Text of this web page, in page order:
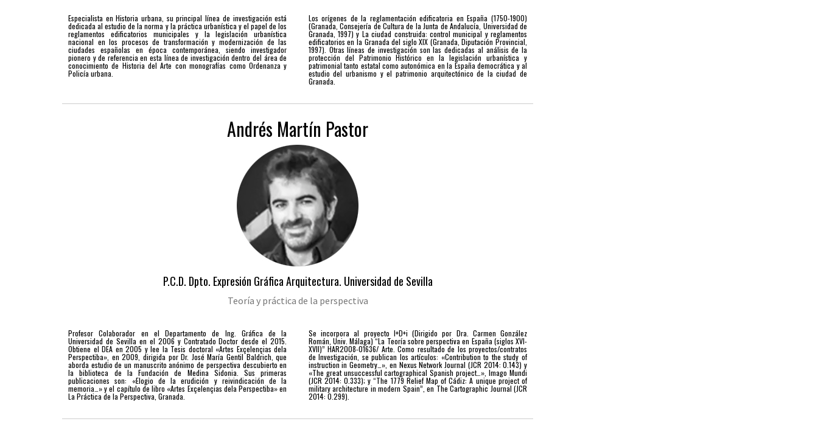
Especialista en Historia urbana, su principal línea de investigación está
dedicada al estudio de la norma y la práctica urbanística y el papel de los
reglamentos edificatorios municipales y la legislación urbanística
nacional en los procesos de transformación y modernización de las
ciudades españolas en época contemporánea, siendo investigador
pionero y de referencia en esta línea de investigación dentro del área de
conocimiento de Historia del Arte con monografías como Ordenanza y
Policía urbana.
Los orígenes de la reglamentación edificatoria en España (1750-1900)
(Granada, Consejería de Cultura de la Junta de Andalucía, Universidad de
Granada, 1997) y La ciudad construida: control municipal y reglamentos
edificatorios en la Granada del siglo XIX (Granada, Diputación Provincial,
1997). Otras líneas de investigación son las dedicadas al análisis de la
protección del Patrimonio Histórico en la legislación urbanística y
patrimonial tanto estatal como autonómica en la España democrática y al
estudio del urbanismo y el patrimonio arquitectónico de la ciudad de
Granada.
Andrés Martín Pastor
P.C.D. Dpto. Expresión Gráfica Arquitectura. Universidad de Sevilla
Teoría y práctica de la perspectiva
Profesor Colaborador en el Departamento de Ing. Gráfica de la
Universidad de Sevilla en el 2006 y Contratado Doctor desde el 2015.
Obtiene el DEA en 2005 y lee la Tesis doctoral «Artes Exçelençias dela
Perspectiba», en 2009, dirigida por Dr. José María Gentil Baldrich, que
aborda estudio de un manuscrito anónimo de perspectiva descubierto en
la biblioteca de la Fundación de Medina Sidonia. Sus primeras
publicaciones son: «Elogio de la erudición y reivindicación de la
memoria…» y el capítulo de libro «Artes Exçelençias dela Perspectiba» en
La Práctica de la Perspectiva, Granada.
Se incorpora al proyecto I+D+i (Dirigido por Dra. Carmen González
Román, Univ. Málaga) “La Teoría sobre perspectiva en España (siglos XVI-
XVII)” HAR2008-01636/ Arte. Como resultado de los proyectos/contratos
de Investigación, se publican los artículos: «Contribution to the study of
instruction in Geometry…», en Nexus Network Journal (JCR 2014: 0.143) y
«The great unsuccessful cartographical Spanish project…», Imago Mundi
(JCR 2014: 0.333); y “The 1779 Relief Map of Cádiz: A unique project of
military architecture in modern Spain”, en The Cartographic Journal (JCR
2014: 0.299).